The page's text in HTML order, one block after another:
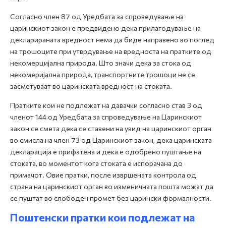
Согласно член 87 од Уредбата за спроведување на
царинскиот закон е предвидено дека прилагодување на
декларираната вредност нема да биде направено во поглед
на трошоците при утврдување на вредноста на пратките од
некомерцијална природа. Што значи дека за стока од
некомеријална природа, транспортните трошоци не се
засметуваат во царинската вредност на стоката.
Пратките кои не подлежат на давачки согласно став 3 од
членот 144 од Уредбата за спроведување на Царинскиот
закон се смета дека се ставени на увид на царинскиот орган
во смисла на член 73 од Царинскиот закон, дека царинската
декларација е прифатена и дека е одобрено пуштање на
стоката, во моментот кога стоката е испорачана до
примачот. Овие пратки, после извршената контрола од
страна на царинскиот орган во изменичната пошта можат да
се пуштат во слободен промет без царински формалности.
Поштенски пратки кои подлежат на